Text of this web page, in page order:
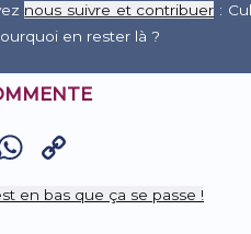
nous suivre et contribuer :
en rester là ?
WhatsApp
Link
en bas que ça se passe !